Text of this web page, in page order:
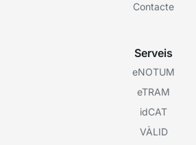
Contacte
Serveis
eNOTUM
eTRAM
idCAT
VÀLID